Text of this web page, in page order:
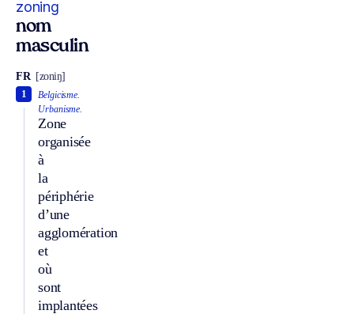
zoning
nom
masculin
FR [zoniŋ]
Belgicisme.
Urbanisme.
Zone
organisée
à
la
périphérie
d’une
agglomération
et
où
sont
implantées
1